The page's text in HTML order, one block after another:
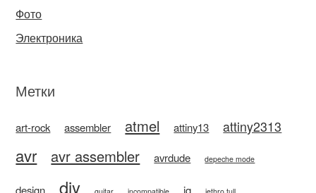
Фото
Электроника
Метки
art-rock assembler atmel attiny13 attiny2313
avr avr assembler avrdude depeche mode
design diy iq